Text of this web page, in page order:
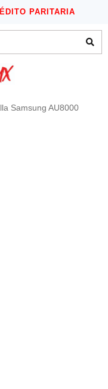
PARITARIA
Samsung AU8000